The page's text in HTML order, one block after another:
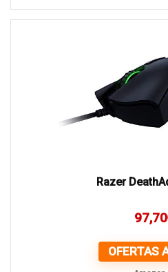
Razer
97,70
OFERTAS